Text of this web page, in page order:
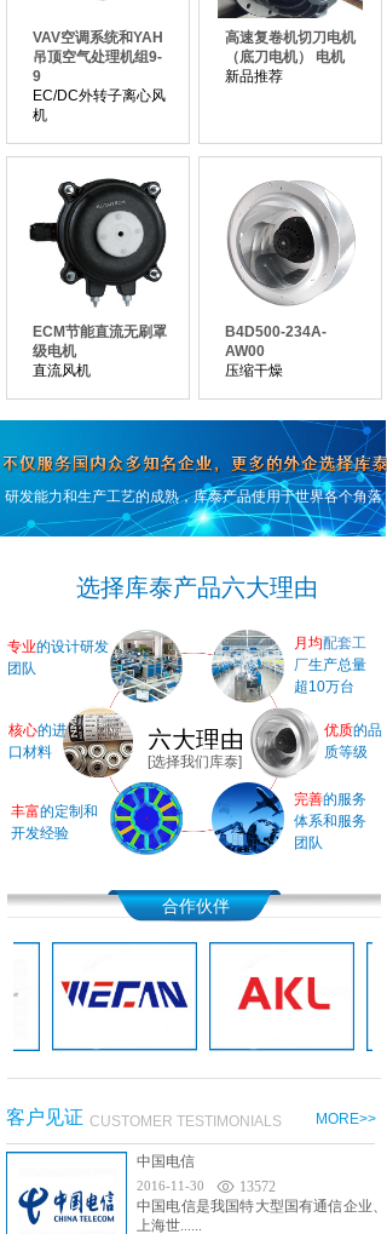
VAV空调系统和YAH
吊顶空气处理机组9-
9
EC/DC外转子离心风
机
高速复卷机切刀电机
（底刀电机） 电机
新品推荐
ECM节能直流无刷罩
级电机
直流风机
B4D500-234A-
AW00
压缩干燥
共 100 条记录 1 2 3 4 5 … 17 下一页> 末页
研发能力和生产工艺的成熟，库泰产品使用于世界各个角落
选择库泰产品六大理由
月均配套工
厂生产总量
超10万台
专业的设计研发
团队
优质的品
质等级
核心的进
口材料
六大理由
[选择我们库泰]
完善的服务
体系和服务
团队
丰富的定制和
开发经验
合作伙伴
客户见证 MORE>>
CUSTOMER TESTIMONIALS
中国电信
2016-11-30
13572
中国电信是我国特大型国有通信企业、
上海世......